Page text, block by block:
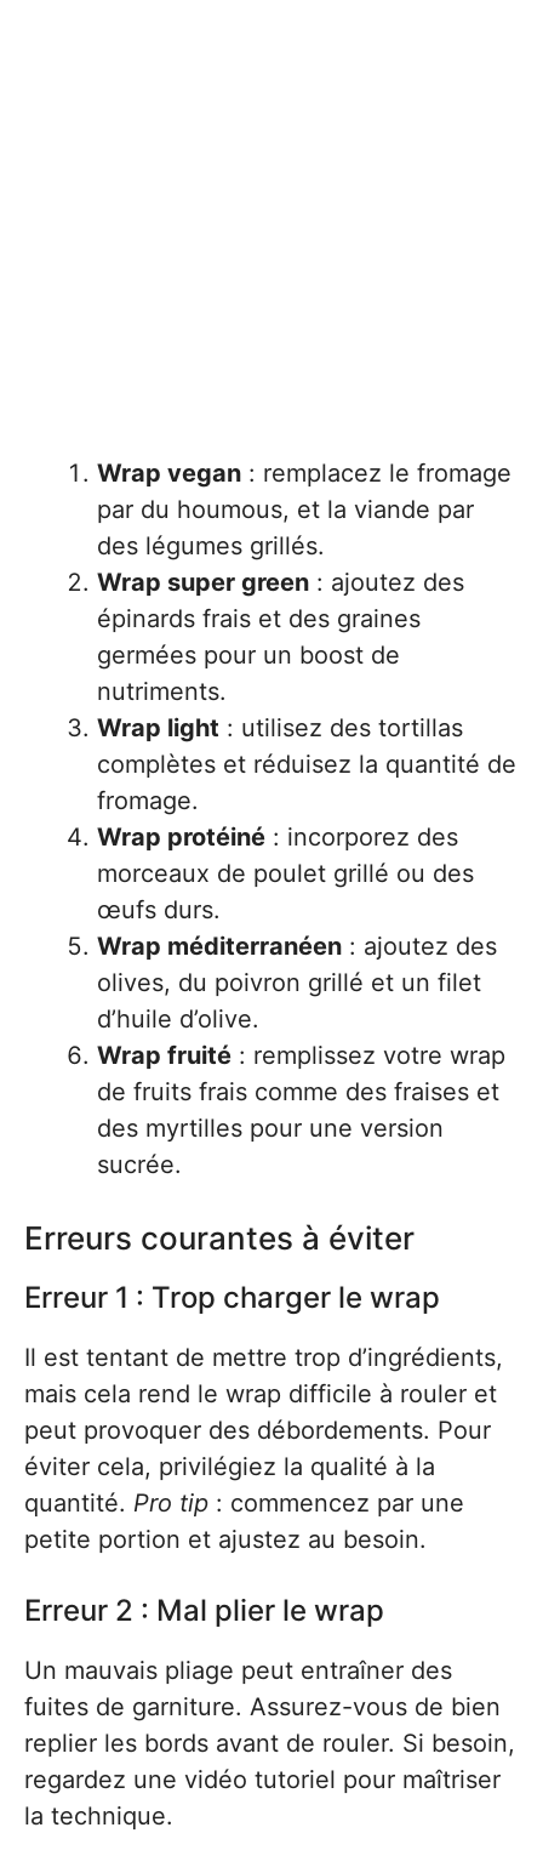
Wrap vegan : remplacez le fromage
par du houmous, et la viande par
des légumes grillés.
Wrap super green : ajoutez des
épinards frais et des graines
germées pour un boost de
nutriments.
Wrap light : utilisez des tortillas
complètes et réduisez la quantité de
fromage.
Wrap protéiné : incorporez des
morceaux de poulet grillé ou des
œufs durs.
Wrap méditerranéen : ajoutez des
olives, du poivron grillé et un filet
d’huile d’olive.
Wrap fruité : remplissez votre wrap
de fruits frais comme des fraises et
des myrtilles pour une version
sucrée.
Erreurs courantes à éviter
Erreur 1 : Trop charger le wrap
Il est tentant de mettre trop d’ingrédients,
mais cela rend le wrap difficile à rouler et
peut provoquer des débordements. Pour
éviter cela, privilégiez la qualité à la
quantité. Pro tip : commencez par une
petite portion et ajustez au besoin.
Erreur 2 : Mal plier le wrap
Un mauvais pliage peut entraîner des
fuites de garniture. Assurez-vous de bien
replier les bords avant de rouler. Si besoin,
regardez une vidéo tutoriel pour maîtriser
la technique.